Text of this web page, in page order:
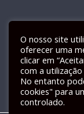
O nosso site
oferecer uma
clicar em
com a
No entanto
cookies" para
controlado.